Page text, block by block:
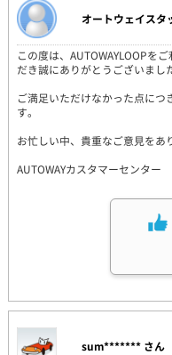
オートウェイスタ
この度は、AUTOWAYLOOPを
だき誠にありがとうございまし
ご満足いただけなかった点に
す。
お忙しい中、貴重なご意見をあ
AUTOWAYカスタマーセンター
sum******* さん